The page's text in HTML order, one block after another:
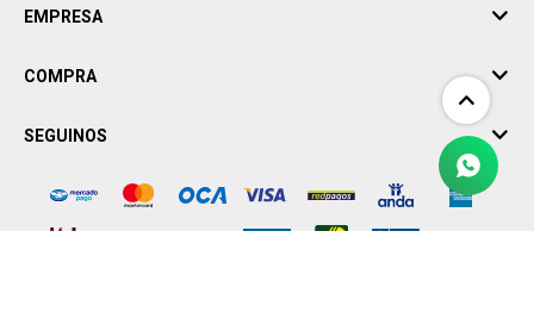
EMPRESA
COMPRA
SEGUINOS